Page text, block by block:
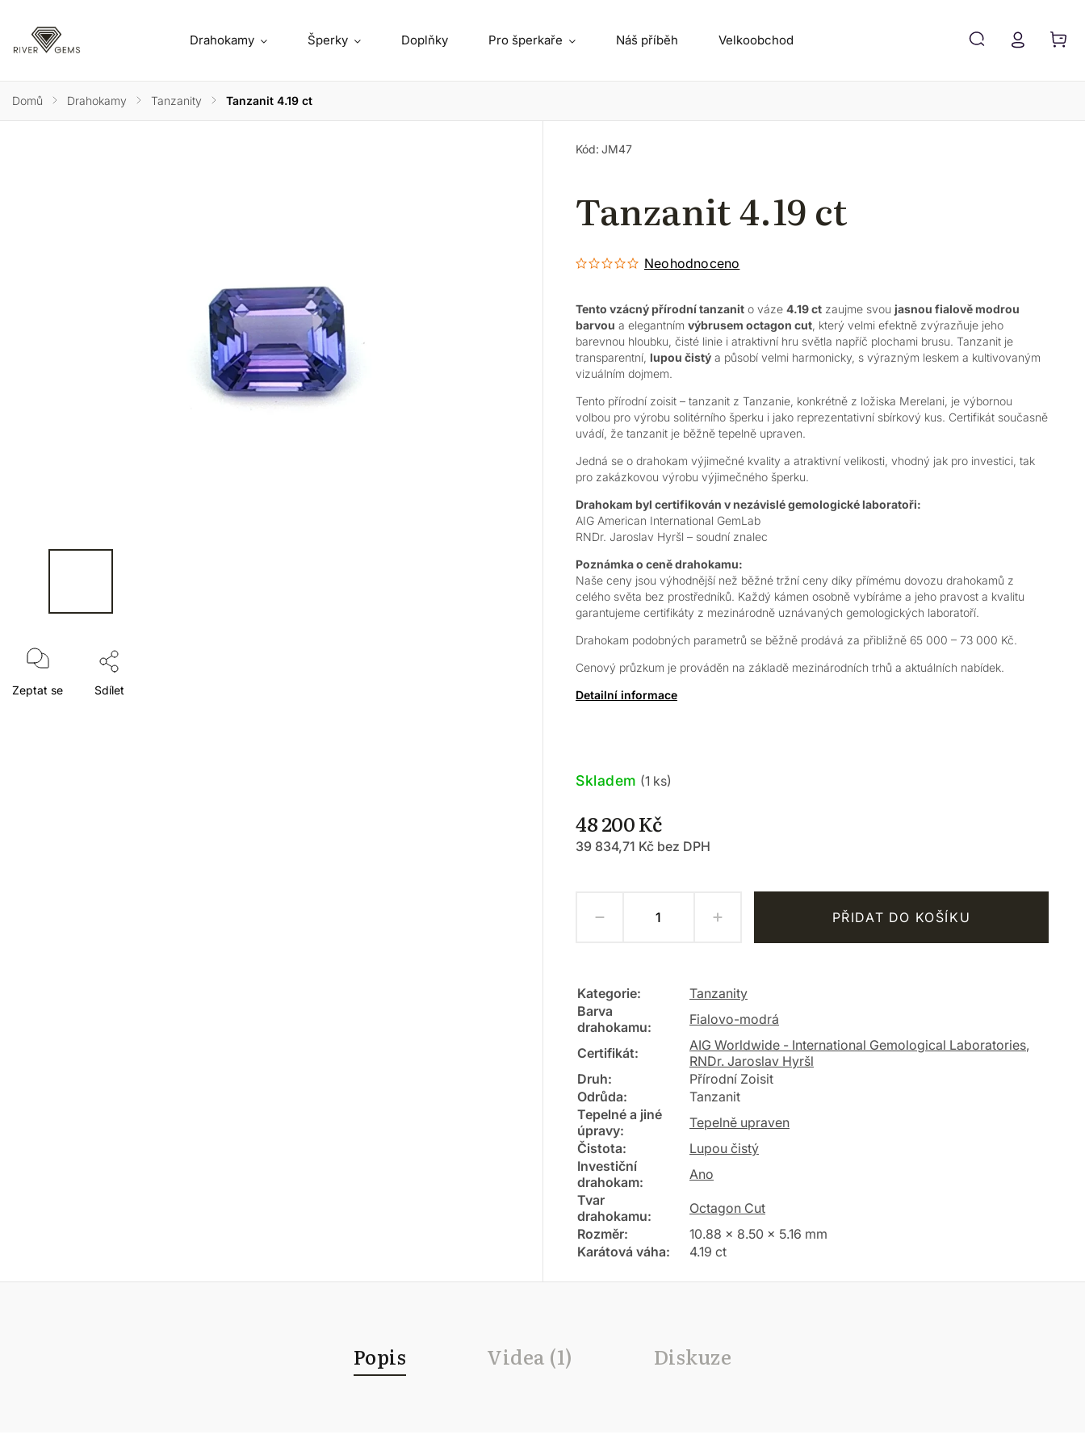
Drahokamy Šperky Doplňky Pro šperkaře Náš příběh Velkoobchod
Domů / Drahokamy / Tanzanity / Tanzanit 4.19 ct
Zeptat se Sdílet
Tanzanit 4.19 ct
Kód: JM47
Neohodnoceno
Tento vzácný přírodní tanzanit o váze4.19 ct zaujme svoujasnou fialově modrou
barvou a elegantnímvýbrusem octagon cut , který velmi efektně zvýrazňuje jeho
barevnou hloubku, čisté linie i atraktivní hru světla napříč plochami brusu. Tanzanit je
transparentní, lupou čistý a působí velmi harmonicky, s výrazným leskem a kultivovaným
vizuálním dojmem.
Tento přírodní zoisit – tanzanit z Tanzanie, konkrétně z ložiska Merelani, je výbornou
volbou pro výrobu solitérního šperku i jako reprezentativní sbírkový kus. Certifikát současně
uvádí, že tanzanit je běžně tepelně upraven.
Jedná se o drahokam výjimečné kvality a atraktivní velikosti, vhodný jak pro investici, tak
pro zakázkovou výrobu výjimečného šperku.
Drahokam byl certifikován v nezávislé gemologické laboratoři:
AIG American International GemLab
RNDr. Jaroslav Hyršl – soudní znalec
Poznámka o ceně drahokamu:
Naše ceny jsou výhodnější než běžné tržní ceny díky přímému dovozu drahokamů z
celého světa bez prostředníků. Každý kámen osobně vybíráme a jeho pravost a kvalitu
garantujeme certifikáty z mezinárodně uznávaných gemologických laboratoří.
Drahokam podobných parametrů se běžně prodává za přibližně 65 000 – 73 000 Kč.
Cenový průzkum je prováděn na základě mezinárodních trhů a aktuálních nabídek.
Detailní informace
48 200 Kč
39 834,71 Kč bez DPH
Skladem (1 ks)
PŘIDAT DO KOŠÍKU
Kategorie:
Tanzanity
Barva
drahokamu: Fialovo-modrá
Certifikát: AIG Worldwide - International Gemological Laboratories,
RNDr. Jaroslav Hyršl
Druh:
Přírodní Zoisit
Odrůda:
Tanzanit
Tepelné a jiné
úpravy:
Tepelně upraven
Čistota:
Lupou čistý
Investiční
drahokam:
Ano
Tvar
drahokamu:
Octagon Cut
Rozměr:
10.88 x 8.50 x 5.16 mm
Karátová váha: 4.19 ct
Popis Videa (1) Diskuze